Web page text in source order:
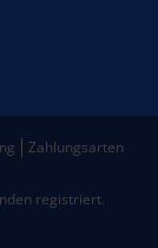
registriert.
Zahlungsarten